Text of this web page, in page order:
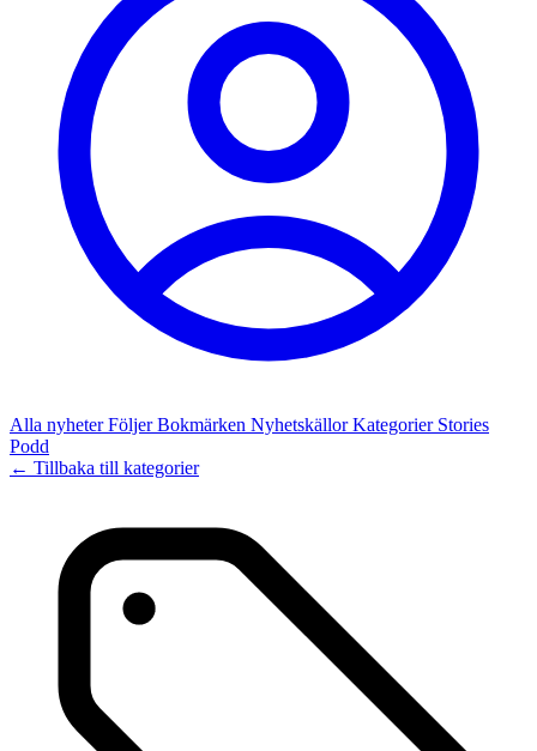
Alla nyheterFöljerBokmärken NyhetskällorKategorier Stories
Podd
← Tillbaka till kategorier